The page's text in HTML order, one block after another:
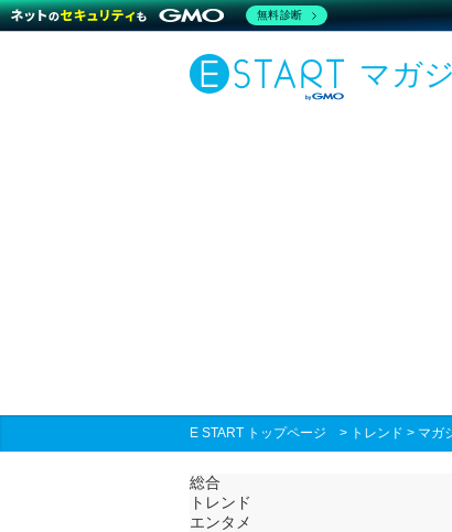
マガ
E START トップページ > トレンド > マガ
総合
トレンド
エンタメ
無料診断